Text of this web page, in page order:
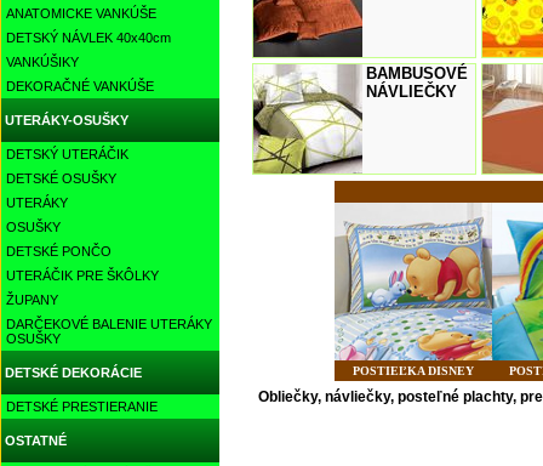
ANATOMICKE VANKÚŠE
DETSKÝ NÁVLEK 40x40cm
VANKÚŠIKY
DEKORAČNÉ VANKÚŠE
UTERÁKY-OSUŠKY
DETSKÝ UTERÁČIK
DETSKÉ OSUŠKY
UTERÁKY
OSUŠKY
DETSKÉ PONČO
UTERÁČIK PRE ŠKÔLKY
ŽUPANY
DARČEKOVÉ BALENIE UTERÁKY
OSUŠKY
DETSKÉ DEKORÁCIE
DETSKÉ PRESTIERANIE
OSTATNÉ
BAMBUSOVÉ
NÁVLIEČKY
POSTIEĽKA DISNEY
Obliečky, návliečky, posteľné plachty,